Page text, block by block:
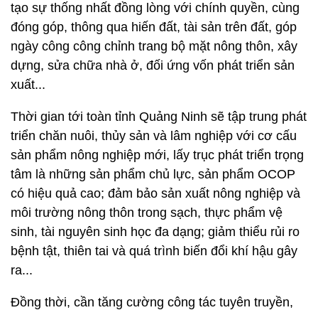
tạo sự thống nhất đồng lòng với chính quyền, cùng
đóng góp, thông qua hiến đất, tài sản trên đất, góp
ngày công công chỉnh trang bộ mặt nông thôn, xây
dựng, sửa chữa nhà ở, đối ứng vốn phát triển sản
xuất...
Thời gian tới toàn tỉnh Quảng Ninh sẽ tập trung phát
triển chăn nuôi, thủy sản và lâm nghiệp với cơ cấu
sản phẩm nông nghiệp mới, lấy trục phát triển trọng
tâm là những sản phẩm chủ lực, sản phẩm OCOP
có hiệu quả cao; đảm bảo sản xuất nông nghiệp và
môi trường nông thôn trong sạch, thực phẩm vệ
sinh, tài nguyên sinh học đa dạng; giảm thiểu rủi ro
bệnh tật, thiên tai và quá trình biến đổi khí hậu gây
ra...
Đồng thời, cần tăng cường công tác tuyên truyền,